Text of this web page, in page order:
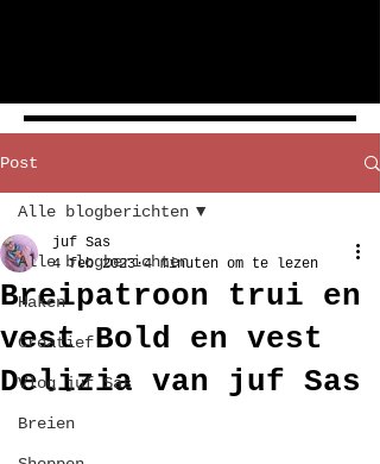
Post
Alle blogberichten
Haken
Creatief
Vlog juf Sas
Breien
Alle blogberichten
Breipatroon trui en
vest Bold en vest
Delizia van juf Sas
juf Sas
4 feb 2023 4 minuten om te lezen